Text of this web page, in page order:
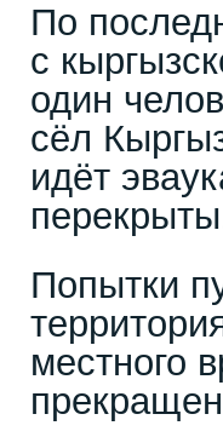
По
с
один
сёл
идёт
Попытки
местного